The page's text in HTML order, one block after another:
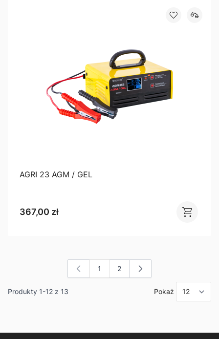
AGRI 23 AGM / GEL
367,00 zł
Produkty 1-12 z 13
Aktualnie czytasz stronę
1 Strona
2
Pokaż